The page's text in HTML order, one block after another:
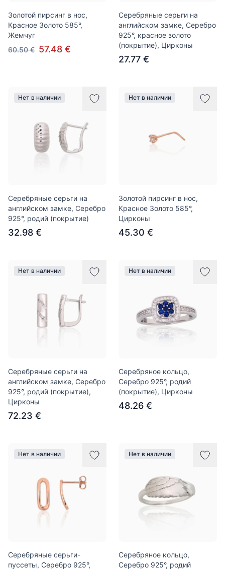
Золотой пирсинг в нос,
Красное Золото 585°,
Жемчуг
60.50 € 57.48 €
Серебряные серьги на
английском замке, Серебро
925°, красное золото
(покрытие), Цирконы
27.77 €
Нет в наличии
Серебряные серьги на
английском замке, Серебро
925°, родий (покрытие)
32.98 €
Нет в наличии
Золотой пирсинг в нос,
Красное Золото 585°,
Цирконы
45.30 €
Нет в наличии
Серебряные серьги на
английском замке, Серебро
925°, родий (покрытие),
Цирконы
72.23 €
Нет в наличии
Серебряное кольцо,
Серебро 925°, родий
(покрытие), Цирконы
48.26 €
Нет в наличии
Серебряные серьги-
пуссеты, Серебро 925°,
Нет в наличии
Серебряное кольцо,
Серебро 925°, родий